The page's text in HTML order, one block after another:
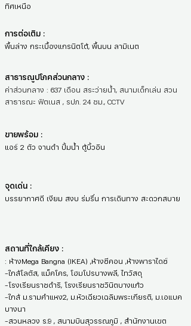
ทิศเหนือ
การต่อเติม :
พื้นล่าง กระเบื้องแกรนิตโต้, พื้นบน ลามิเนต
สาธารณูปโภคส่วนกลาง :
ค่าส่วนกลาง : 637 เดือน สระว่ายน้ำ, สนามเด็กเล่น สวน
สาธารณะ ฟิตเนส , รปภ. 24 ชม., CCTV
ขายพร้อม :
แอร์ 2 ตัว จานดำ ปั้มน้ำ ตู้บิ้วอิน
จุดเด่น :
บรรยากาศดี เงียม สงบ ร่มรื่น การเดินทาง สะดวกสบาย
สถานที่ใกล้เคียง :
: ห้างMega Bangna (IKEA) ,ห้างซีคอน ,ห้างพาราไดซ์
-ใกล้โลตัส, แม็คโคร, โฮมโปรบางพลี, ไทวัสดุ
-โรงเรียนราชดำริ, โรงเรียนราชวินิตบางแก้ว
-ใกล้ ม.รามคำแหง2, ม.หัวเฉียวเฉลิมพระเกียรติ, ม.เอแบค
บางนา
-สวนหลวง ร.9 , สนามบินสุวรรณภูมิ , สำนักงานเขต